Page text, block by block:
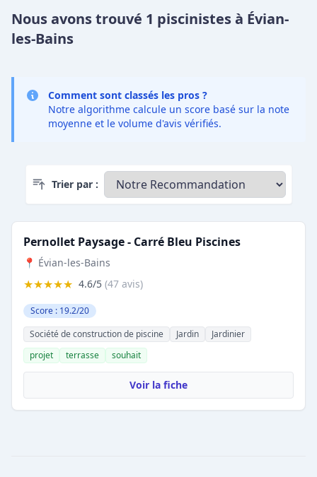
Nous avons trouvé 1 piscinistes à Évian-
les-Bains
Comment sont classés les pros ?
Notre algorithme calcule un score basé sur la note
moyenne et le volume d'avis vérifiés.
Trier par :
Pernollet Paysage - Carré Bleu Piscines
📍 Évian-les-Bains
★★★★★ 4.6/5 (47 avis)
Score : 19.2/20
Société de construction de piscine
Jardin
Jardinier
projet
terrasse souhait
Voir la fiche